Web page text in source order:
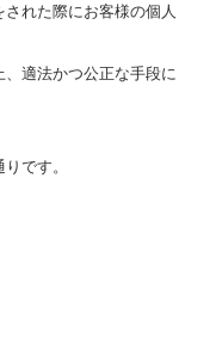
れた際にお客様の個人
適法かつ公正な手段に
です。